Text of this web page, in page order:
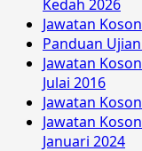
Kedah 2026
Jawatan
Panduan
Jawatan
Julai 2016
Jawatan
Jawatan
Januari 2024